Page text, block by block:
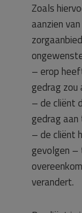
Zoals
aanzien
– erop
gedrag zou
– de cliënt
gedrag
– de cliënt
gevolgen –
verandert.